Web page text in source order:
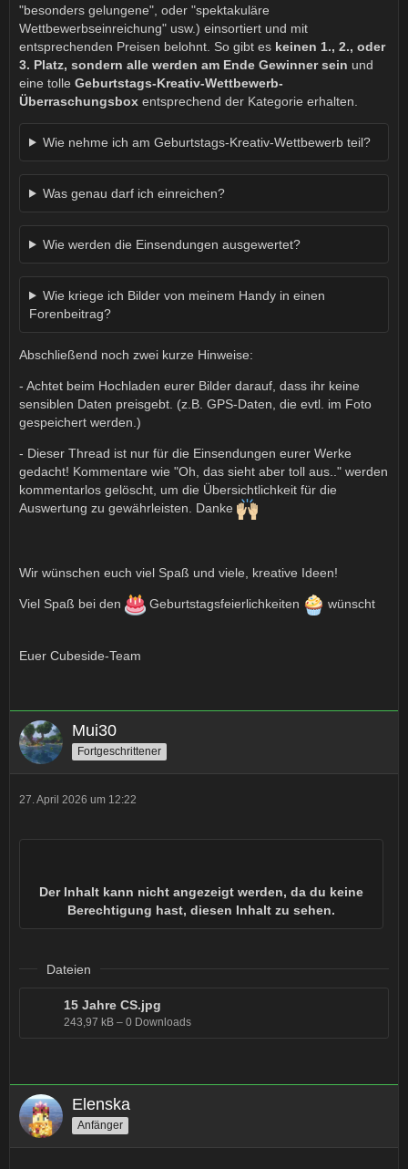
"besonders gelungene", oder "spektakuläre
Wettbewerbseinreichung" usw.) einsortiert und mit
entsprechenden Preisen belohnt. So gibt es keinen 1., 2., oder
3. Platz, sondern alle werden am Ende Gewinner sein und
eine tolle Geburtstags-Kreativ-Wettbewerb-
Überraschungsbox entsprechend der Kategorie erhalten.
Wie nehme ich am Geburtstags-Kreativ-Wettbewerb teil?
Was genau darf ich einreichen?
Wie werden die Einsendungen ausgewertet?
Wie kriege ich Bilder von meinem Handy in einen
Forenbeitrag?
Abschließend noch zwei kurze Hinweise:
- Achtet beim Hochladen eurer Bilder darauf, dass ihr keine
sensiblen Daten preisgebt. (z.B. GPS-Daten, die evtl. im Foto
gespeichert werden.)
- Dieser Thread ist nur für die Einsendungen eurer Werke
gedacht! Kommentare wie "Oh, das sieht aber toll aus.." werden
kommentarlos gelöscht, um die Übersichtlichkeit für die
Auswertung zu gewährleisten. Danke
Wir wünschen euch viel Spaß und viele, kreative Ideen!
Viel Spaß bei den Geburtstagsfeierlichkeiten wünscht
Euer Cubeside-Team
Mui30
Fortgeschrittener
27. April 2026 um 12:22
Der Inhalt kann nicht angezeigt werden, da du keine
Berechtigung hast, diesen Inhalt zu sehen.
Dateien
15 Jahre CS.jpg
243,97 kB – 0 Downloads
Elenska
Anfänger